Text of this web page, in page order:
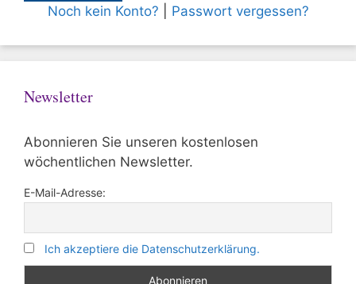
Noch kein Konto? Passwort vergessen?
Newsletter
Abonnieren Sie unseren kostenlosen
wöchentlichen Newsletter.
E-Mail-Adresse:
Ich akzeptiere die Datenschutzerklärung.